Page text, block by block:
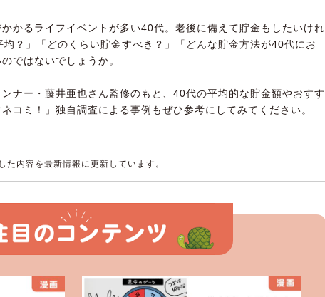
かるライフイベントが多い40代。老後に備えて貯金もしたいけれ
？」「どのくらい貯金すべき？」「どんな貯金方法が40代にお
ではないでしょうか。
ナー・藤井亜也さん監修のもと、40代の平均的な貯金額やおすす
コミ！」独自調査による事例もぜひ参考にしてみてください。
内容を最新情報に更新しています。